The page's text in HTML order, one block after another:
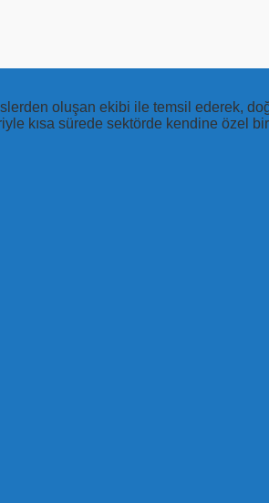
oluşan ekibi ile temsil ederek,
kısa sürede sektörde kendine özel bir